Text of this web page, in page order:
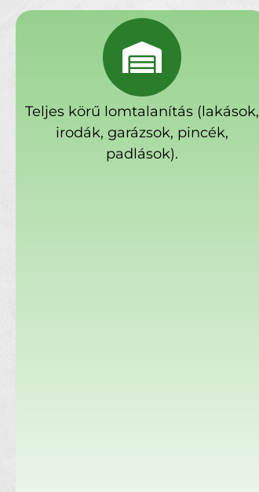
Teljes körű lomtalanítás (lakások,
irodák, garázsok, pincék,
padlások).